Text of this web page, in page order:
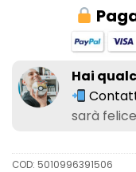
Hai
sarà
COD: 5010996391506